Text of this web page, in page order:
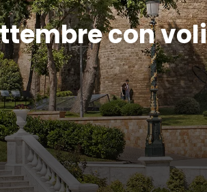
con voli